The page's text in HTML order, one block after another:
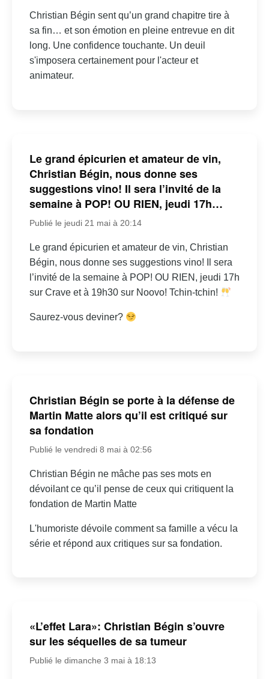
Christian Bégin sent qu’un grand chapitre tire à
sa fin… et son émotion en pleine entrevue en dit
long. Une confidence touchante. Un deuil
s'imposera certainement pour l'acteur et
animateur.
Le grand épicurien et amateur de vin,
Christian Bégin, nous donne ses
suggestions vino! Il sera l’invité de la
semaine à POP! OU RIEN, jeudi 17h…
Publié le jeudi 21 mai à 20:14
Le grand épicurien et amateur de vin, Christian
Bégin, nous donne ses suggestions vino! Il sera
l’invité de la semaine à POP! OU RIEN, jeudi 17h
sur Crave et à 19h30 sur Noovo! Tchin-tchin!
Saurez-vous deviner?
Christian Bégin se porte à la défense de
Martin Matte alors qu’il est critiqué sur
sa fondation
Publié le vendredi 8 mai à 02:56
Christian Bégin ne mâche pas ses mots en
dévoilant ce qu’il pense de ceux qui critiquent la
fondation de Martin Matte
L'humoriste dévoile comment sa famille a vécu la
série et répond aux critiques sur sa fondation.
«L’effet Lara»: Christian Bégin s’ouvre
sur les séquelles de sa tumeur
Publié le dimanche 3 mai à 18:13